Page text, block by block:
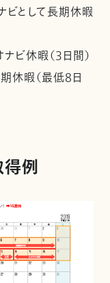
ビとして長期休暇
ビ休暇（3日間）
休暇（最低8日
例